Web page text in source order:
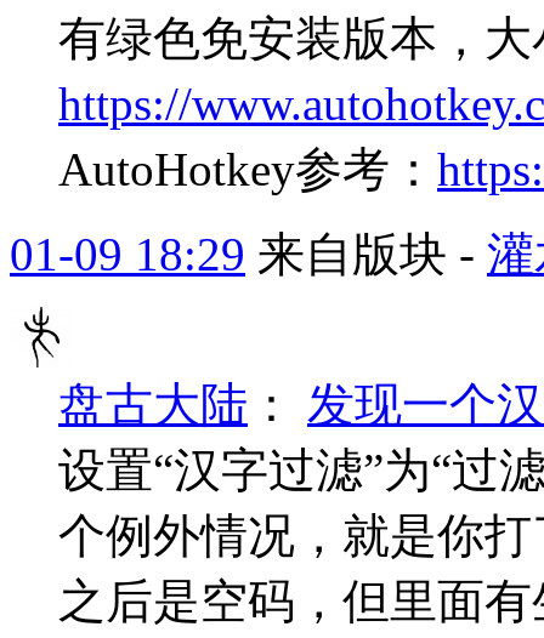
有绿色免安装版本，
https://
AutoHotkey参考：
01-09 18:29 来自版块 -
盘古大陆 ： 发现一个
设置“汉字过滤”为“过
个例外情况，就是你
之后是空码，但里面